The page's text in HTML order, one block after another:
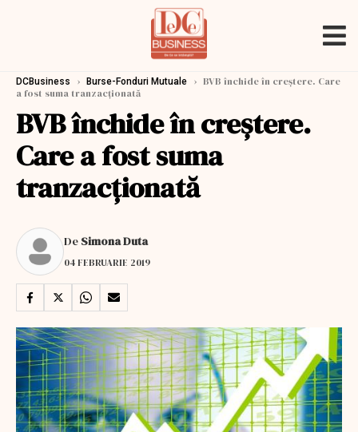
DCBusiness › Burse-Fonduri Mutuale › BVB închide în creştere. Care
a fost suma tranzacționată
BVB închide în creştere.
Care a fost suma
tranzacționată
De Simona Duta
04 FEBRUARIE 2019